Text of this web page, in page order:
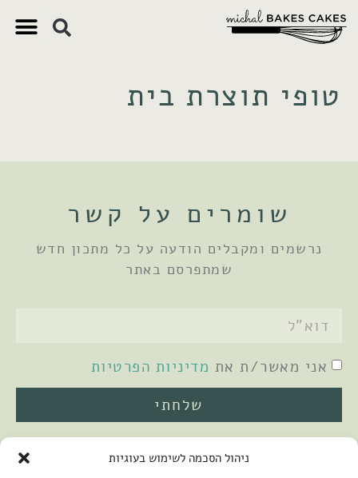
ניהול הסכמה לשימוש בעוגיות
טופי תוצרת בית
שומרים על קשר
נרשמים ומקבלים הודעה על כל מתכון חדש
שמתפרסם באתר
אני מאשר/ת את מדיניות הפרטיות
שלחתי